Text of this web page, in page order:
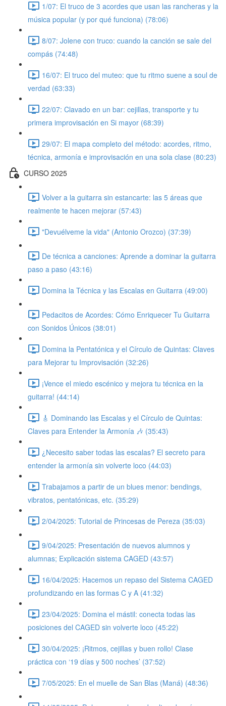
1/07: El truco de 3 acordes que usan las rancheras y la
música popular (y por qué funciona) (78:06)
8/07: Jolene con truco: cuando la canción se sale del
compás (74:48)
16/07: El truco del muteo: que tu ritmo suene a soul de
verdad (63:33)
22/07: Clavado en un bar: cejillas, transporte y tu
primera improvisación en Si mayor (68:39)
29/07: El mapa completo del método: acordes, ritmo,
técnica, armonía e improvisación en una sola clase (80:23)
CURSO 2025
Volver a la guitarra sin estancarte: las 5 áreas que
realmente te hacen mejorar (57:43)
"Devuélveme la vida" (Antonio Orozco) (37:39)
De técnica a canciones: Aprende a dominar la guitarra
paso a paso (43:16)
Domina la Técnica y las Escalas en Guitarra (49:00)
Pedacitos de Acordes: Cómo Enriquecer Tu Guitarra
con Sonidos Únicos (38:01)
Domina la Pentatónica y el Círculo de Quintas: Claves
para Mejorar tu Improvisación (32:26)
¡Vence el miedo escénico y mejora tu técnica en la
guitarra! (44:14)
🎸 Dominando las Escalas y el Círculo de Quintas:
Claves para Entender la Armonía 🎶 (35:43)
¿Necesito saber todas las escalas? El secreto para
entender la armonía sin volverte loco (44:03)
Trabajamos a partir de un blues menor: bendings,
vibratos, pentatónicas, etc. (35:29)
2/04/2025: Tutorial de Princesas de Pereza (35:03)
9/04/2025: Presentación de nuevos alumnos y
alumnas; Explicación sistema CAGED (43:57)
16/04/2025: Hacemos un repaso del Sistema CAGED
profundizando en las formas C y A (41:32)
23/04/2025: Domina el mástil: conecta todas las
posiciones del CAGED sin volverte loco (45:22)
30/04/2025: ¡Ritmos, cejillas y buen rollo! Clase
práctica con ‘19 días y 500 noches’ (37:52)
7/05/2025: En el muelle de San Blas (Maná) (48:36)